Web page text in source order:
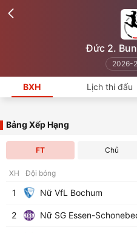
Đức 2.
2026-
BXH Lịch thi đấu
Bảng Xếp Hạng
FT Chủ
XH Đội bóng
1 Nữ VfL Bochum
2 Nữ SG Essen-